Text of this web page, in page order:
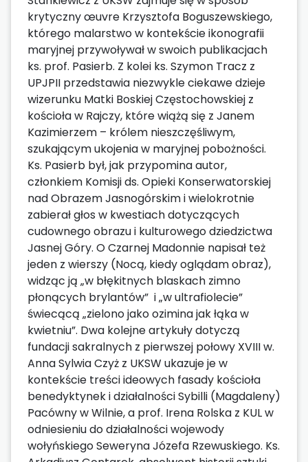
krytyczny œuvre Krzysztofa Boguszewskiego,
którego malarstwo w kontekście ikonografii
maryjnej przywoływał w swoich publikacjach
ks. prof. Pasierb. Z kolei ks. Szymon Tracz z
UPJPII przedstawia niezwykle ciekawe dzieje
wizerunku Matki Boskiej Częstochowskiej z
kościoła w Rajczy, które wiążą się z Janem
Kazimierzem – królem nieszczęśliwym,
szukającym ukojenia w maryjnej pobożności.
Ks. Pasierb był, jak przypomina autor,
członkiem Komisji ds. Opieki Konserwatorskiej
nad Obrazem Jasnogórskim i wielokrotnie
zabierał głos w kwestiach dotyczących
cudownego obrazu i kulturowego dziedzictwa
Jasnej Góry. O Czarnej Madonnie napisał też
jeden z wierszy (Nocą, kiedy oglądam obraz),
widząc ją „w błękitnych blaskach zimno
płonących brylantów” i „w ultrafiolecie”
świecącą „zielono jako ozimina jak łąka w
kwietniu”. Dwa kolejne artykuły dotyczą
fundacji sakralnych z pierwszej połowy XVIII w.
Anna Sylwia Czyż z UKSW ukazuje je w
kontekście treści ideowych fasady kościoła
benedyktynek i działalności Sybilli (Magdaleny)
Pacówny w Wilnie, a prof. Irena Rolska z KUL w
odniesieniu do działalności wojewody
wołyńskiego Seweryna Józefa Rzewuskiego. Ks.